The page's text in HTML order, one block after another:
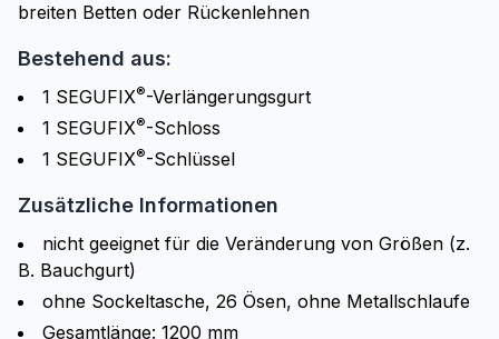
breiten Betten oder Rückenlehnen
Bestehend aus:
1 SEGUFIX®-Verlängerungsgurt
1 SEGUFIX®-Schloss
1 SEGUFIX®-Schlüssel
Zusätzliche Informationen
nicht geeignet für die Veränderung von Größen (z.
B. Bauchgurt)
ohne Sockeltasche, 26 Ösen, ohne Metallschlaufe
Gesamtlänge: 1200 mm